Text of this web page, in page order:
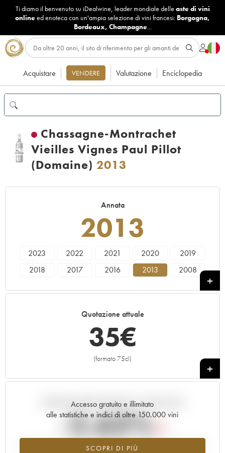
Ti diamo il benvenuto su iDealwine, leader mondiale delle aste di vini
onlineed enoteca con un'ampia selezione di vini francesi: Borgogna,
Bordeaux, Champagne...
Acquistare VENDERE Valutazione Enciclopedia
Chassagne-Montrachet
Vieilles Vignes Paul Pillot
(Domaine) 2013
Annata
2013
2023 2022 2021 2020
2019
2018
2017 2016 2013 2008
Quotazione attuale
35€
(formato 75cl)
+
Accesso gratuito e illimitato
alle statistiche e indici di oltre 150.000 vini
SCOPRI DI PIÙ
Andamento della quotazione in tempo reale
-2.63%
Tendenza al ribasso per il valore dell'annata 2013 nel 2026 rispetto